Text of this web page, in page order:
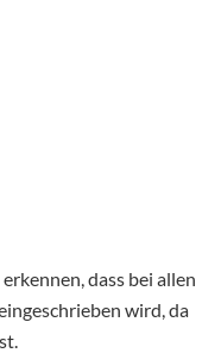
dass bei allen
wird, da